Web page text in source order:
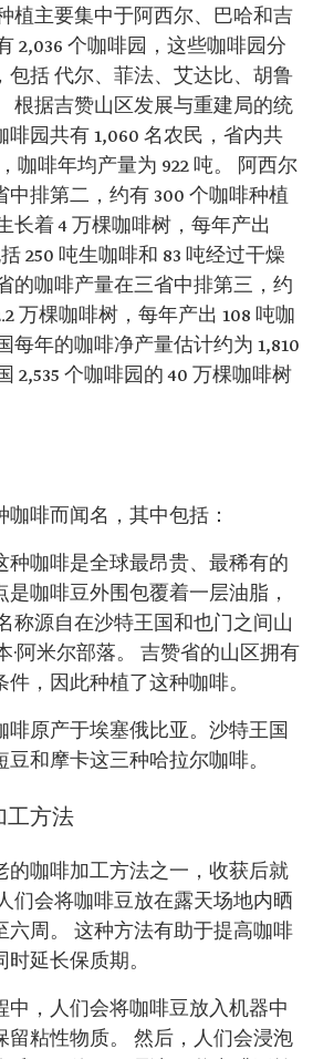
植主要集中于阿西尔、巴哈和吉
2,036 个咖啡园，这些咖啡园分
包括 代尔、菲法、艾达比、胡鲁
根据吉赞山区发展与重建局的统
园共有 1,060 名农民，省内共
咖啡年均产量为 922 吨。 阿西尔
排第二，约有 300 个咖啡种植
长着 4 万棵咖啡树，每年产出
250 吨生咖啡和 83 吨经过干燥
的咖啡产量在三省中排第三，约
万棵咖啡树，每年产出 108 吨咖
每年的咖啡净产量估计约为 1,810
2,535 个咖啡园的 40 万棵咖啡树
啡而闻名，其中包括：
种咖啡是全球最昂贵、最稀有的
咖啡豆外围包覆着一层油脂，
称源自在沙特王国和也门之间山
·阿米尔部落。 吉赞省的山区拥有
，因此种植了这种咖啡。
啡原产于埃塞俄比亚。沙特王国
和摩卡这三种哈拉尔咖啡。
工方法
的咖啡加工方法之一，收获后就
们会将咖啡豆放在露天场地内晒
六周。 这种方法有助于提高咖啡
延长保质期。
中，人们会将咖啡豆放入机器中
留粘性物质。 然后，人们会浸泡